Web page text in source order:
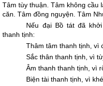
Tâm tùy thuận. Tâm không cầu
căn. Tâm đồng nguyện. Tâm
Nếu đại Bồ tát đã
thanh tịnh:
Thâm tâm thanh tịnh, vì
Sắc thân thanh tịnh, vì
Âm thanh thanh tịnh, vì
Biện tài thanh tịnh, vì